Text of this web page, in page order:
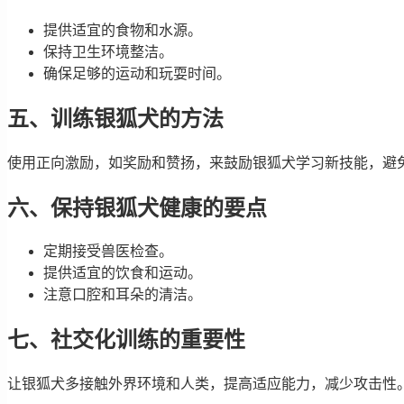
提供适宜的食物和水源。
保持卫生环境整洁。
确保足够的运动和玩耍时间。
五、训练银狐犬的方法
使用正向激励，如奖励和赞扬，来鼓励银狐犬学习新技能，避
六、保持银狐犬健康的要点
定期接受兽医检查。
提供适宜的饮食和运动。
注意口腔和耳朵的清洁。
七、社交化训练的重要性
让银狐犬多接触外界环境和人类，提高适应能力，减少攻击性。